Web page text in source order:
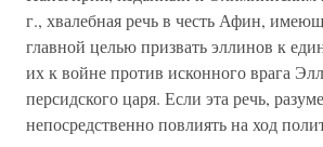
г., хвалеб­ная речь в честь Афин,
главной целью призвать эллинов к
их к войне против исконного врага
персидского царя. Если эта речь,
непосредственно повлиять на ход